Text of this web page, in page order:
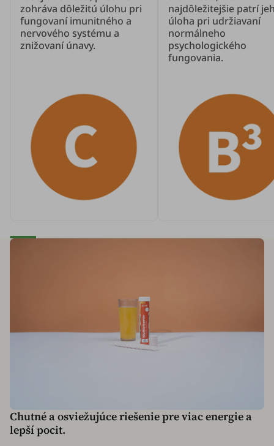
zohráva dôležitú úlohu pri
fungovaní imunitného a
nervového systému a
znižovaní únavy.
najdôležitejšie patrí
úloha pri udržiavaní
normálneho
psychologického
fungovania.
Chutné a osviežujúce riešenie pre viac energie a
lepší pocit.